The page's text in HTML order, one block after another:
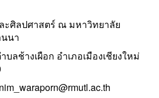
ลปศาสตร์ ณ มหาวิทยาลัย
นา
ช้างเผือก อำเภอเมืองเชียงใหม่